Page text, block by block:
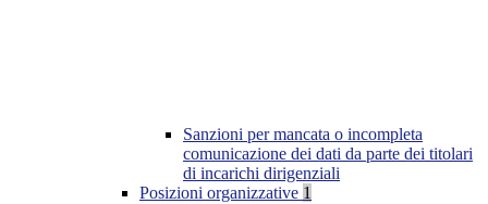
Sanzioni per mancata o incompleta
comunicazione dei dati da parte dei titolari
di incarichi dirigenziali
Posizioni organizzative 1